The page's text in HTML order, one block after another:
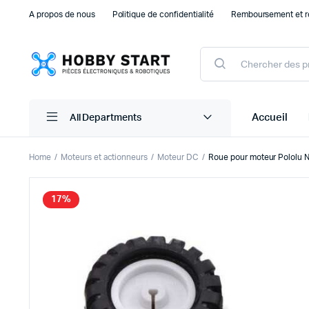
A propos de nous Politique de confidentialité Remboursement et
Products
search
All Departments Accueil
Plaque d’essais Breadboard et PCB
Accessoires Drones
Accessoires Raspberry Pi
Autre Electronique
Composants Electroniques
Home Moteurs et actionneurs Moteur DC Roue pour moteur Pololu
17%